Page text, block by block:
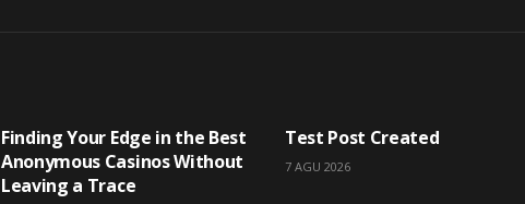
Finding Your Edge in the Best
Anonymous Casinos Without
Leaving a Trace
Test Post Created
7 AGU 2026